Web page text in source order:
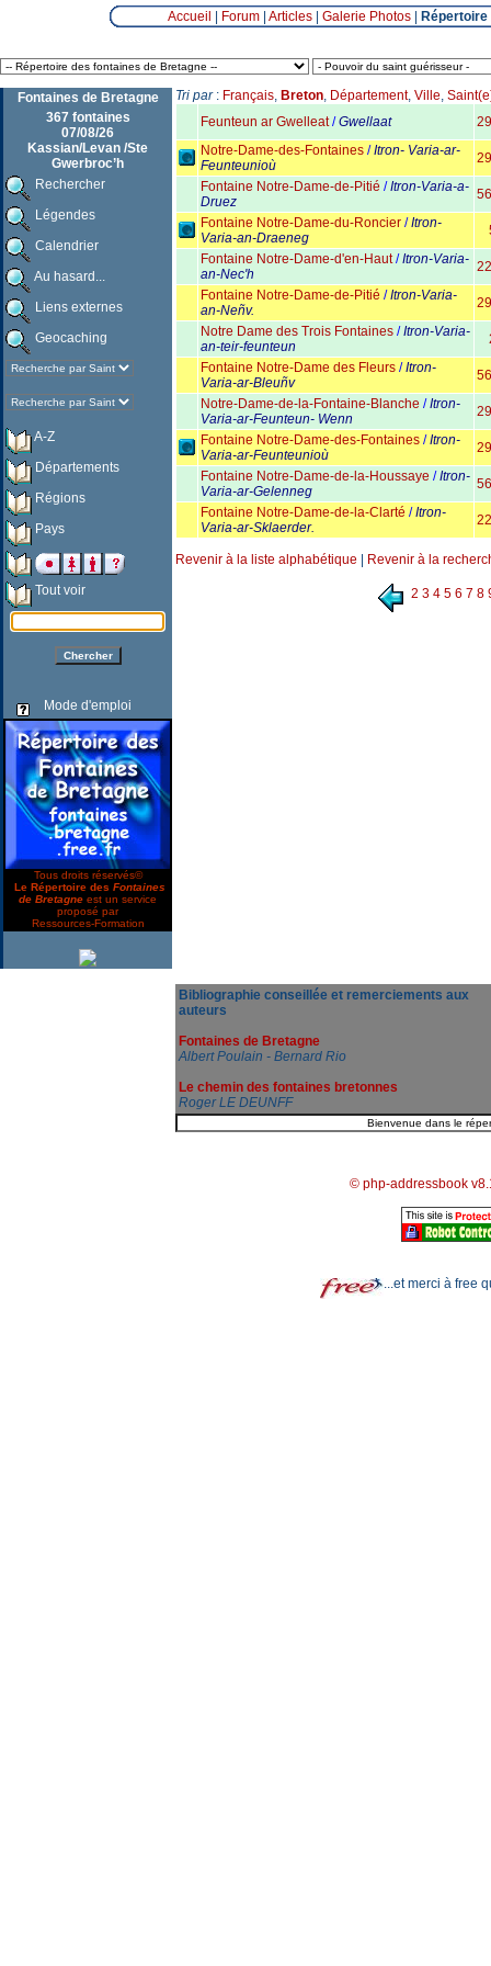
Accueil Forum| Articles| Galerie Photos|
Fontaines de Bretagne
367 fontaines
07/08/26
Kassian/Levan /Ste
Gwerbroc’h
Rechercher
Légendes
Calendrier
Au hasard...
Liens externes
Geocaching
A-Z
Départements
Régions
Pays
Tout voir
Mode d'emploi
Tous droits réservés©
Le Répertoire des Fontaines
de Bretagne est un service
proposé par
Ressources-Formation
Tri par: Français, Breton, Département, Ville,
Feunteun ar Gwelleat/Gwellaat
29
Notre-Dame-des-Fontaines /Itron- Varia-ar-
Feunteunioù
29
Fontaine Notre-Dame-de-Pitié /Itron-Varia-a-
Druez
56
Fontaine Notre-Dame-du-Roncier /Itron-
Varia-an-Draeneg
Fontaine Notre-Dame-d'en-Haut/Itron-Varia-
an-Nec'h
22
Fontaine Notre-Dame-de-Pitié /Itron-Varia-
an-Neñv.
29
Notre Dame des Trois Fontaines /Itron-Varia-
an-teir-feunteun
Fontaine Notre-Dame des Fleurs /Itron-
Varia-ar-Bleuñv
56
Notre-Dame-de-la-Fontaine-Blanche /Itron-
Varia-ar-Feunteun- Wenn
29
Fontaine Notre-Dame-des-Fontaines /Itron-
Varia-ar-Feunteunioù
29
Fontaine Notre-Dame-de-la-Houssaye /Itron-
Varia-ar-Gelenneg
56
Fontaine Notre-Dame-de-­la-Clarté /Itron-
Varia-ar-Sklaerder.
22
Revenir à la liste alphabétique Revenir à la
2 3 4 5 6 7 8
Bibliographie conseillée et remerciements aux
auteurs
Fontaines de Bretagne
Albert Poulain - Bernard Rio
Le chemin des fontaines bretonnes
Roger LE DEUNFF
© php-addressbook
...et merci à free